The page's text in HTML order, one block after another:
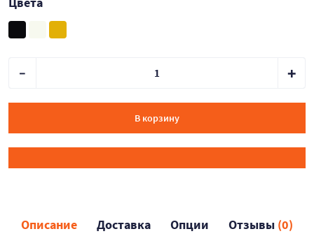
В корзину
Описание Доставка Опции Отзывы (0)